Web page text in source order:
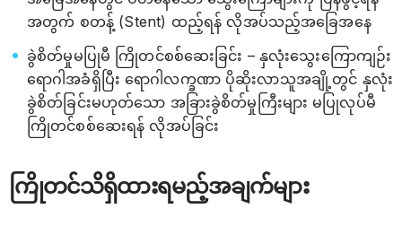
အတွက် စတန့် (Stent) ထည့်ရန် လိုအပ်သည့်အခြေအနေ
ခွဲစိတ်မှုမပြုမီ ကြိုတင်စစ်ဆေးခြင်း – နှလုံးသွေးကြောကျဉ်း
ရောဂါအခံရှိပြီး ရောဂါလက္ခဏာ ပိုဆိုးလာသူအချို့တွင် နှလုံး
ခွဲစိတ်ခြင်းမဟုတ်သော အခြားခွဲစိတ်မှုကြီးများ မပြုလုပ်မီ
ကြိုတင်စစ်ဆေးရန် လိုအပ်ခြင်း
ကြိုတင်သိရှိထားရမည့်အချက်များ